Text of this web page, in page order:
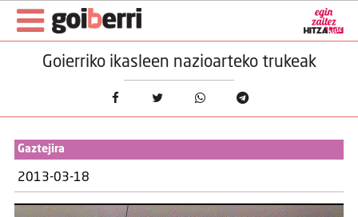
Goierriko ikasleen nazioarteko trukeak
Gaztejira
2013-03-18